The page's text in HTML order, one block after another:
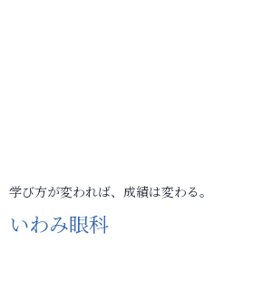
学び方が変われば、成績は変わる。
いわみ眼科